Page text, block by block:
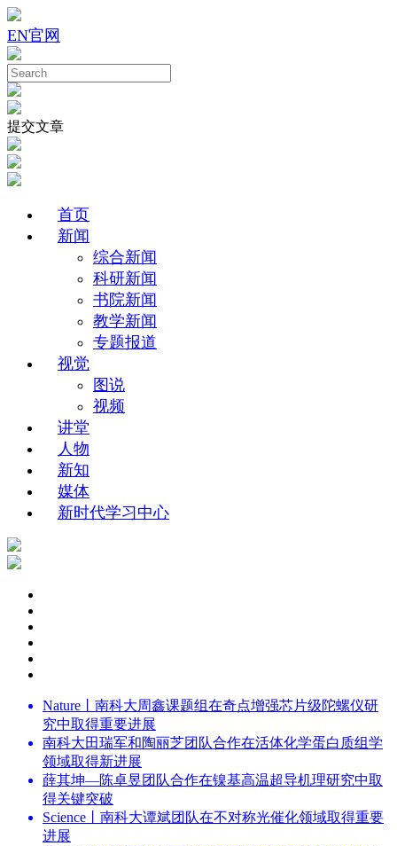
EN官网
提交文章
首页
新闻
综合新闻
科研新闻
书院新闻
教学新闻
专题报道
视觉
图说
视频
讲堂
人物
新知
媒体
新时代学习中心
Nature丨南科大周鑫课题组在奇点增强芯片级陀螺仪研
究中取得重要进展
南科大田瑞军和陶丽芝团队合作在活体化学蛋白质组学
领域取得新进展
薛其坤—陈卓昱团队合作在镍基高温超导机理研究中取
得关键突破
Science丨南科大谭斌团队在不对称光催化领域取得重要
进展